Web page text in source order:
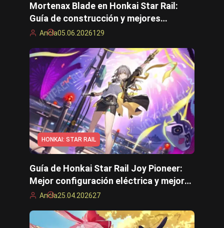
Mortenax Blade en Honkai Star Rail:
Guía de construcción y mejores
equipos
Ancla05.06.2026129
HONKAI: STAR RAIL
Guía de Honkai Star Rail Joy Pioneer:
Mejor configuración eléctrica y mejores
equipos
Ancla25.04.202627